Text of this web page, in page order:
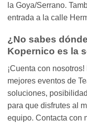
la Goya/Serrano.
entrada a la calle
¿No sabes
Kopernico es la
¡Cuenta con
mejores eventos de
soluciones,
para que disfrutes al
equipo. Contacta con